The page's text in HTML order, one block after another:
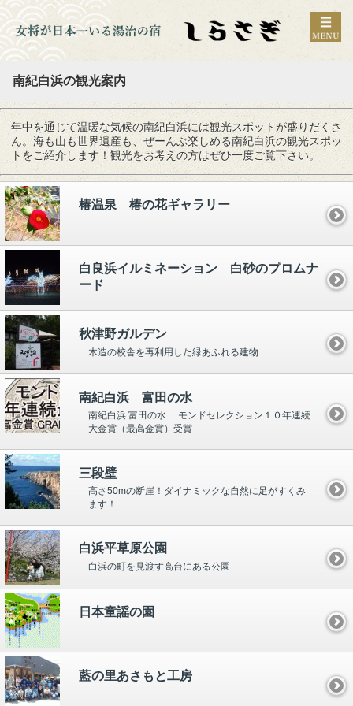
南紀白浜の観光案内
年中を通じて温暖な気候の南紀白浜には観光スポットが盛りだくさ
ん。海も山も世界遺産も、ぜーんぶ楽しめる南紀白浜の観光スポッ
トをご紹介します！観光をお考えの方はぜひ一度ご覧下さい。
椿温泉 椿の花ギャラリー
白良浜イルミネーション 白砂のプロムナ
ード
秋津野ガルデン
木造の校舎を再利用した緑あふれる建物
南紀白浜 富田の水
南紀白浜 富田の水 モンドセレクション１０年連続
大金賞（最高金賞）受賞
三段壁
高さ50mの断崖！ダイナミックな自然に足がすくみ
ます！
白浜平草原公園
白浜の町を見渡す高台にある公園
日本童謡の園
藍の里あさもと工房